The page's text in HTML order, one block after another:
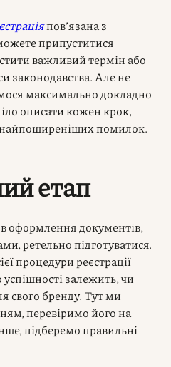
пов’язана з
припуститися
важливий термін або
законодавства. Але не
максимально докладно
описати кожен крок,
помилок.
етап
оформлення документів,
ретельно підготуватися.
процедури реєстрації
успішності залежить, чи
свого бренду. Тут ми
перевіримо його на
підберемо правильні